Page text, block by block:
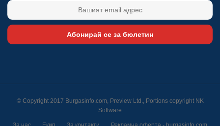
Абонирай се за бюлетин
© Copyright 2017 Burgasinfo.com, Preview Ltd., Portions copyright NK
Software